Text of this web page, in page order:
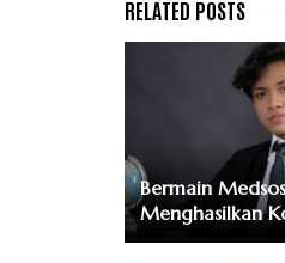
Bermain
Menghasilkan